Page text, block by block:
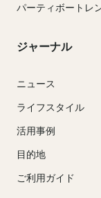
パーティボートレ
ジャーナル
ニュース
ライフスタイル
活用事例
目的地
ご利用ガイド